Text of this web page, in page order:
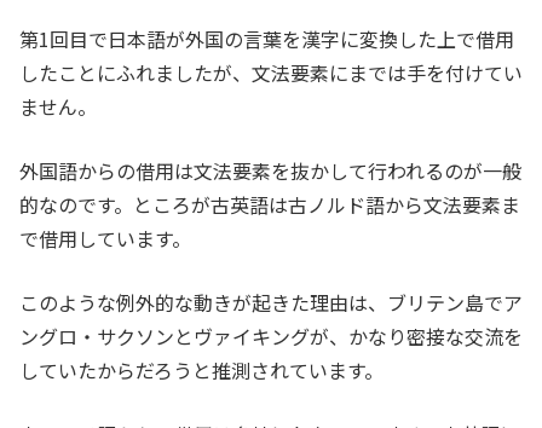
第1回目で日本語が外国の言葉を漢字に変換した上で借用
したことにふれましたが、文法要素にまでは手を付けてい
ません。
外国語からの借用は文法要素を抜かして行われるのが一般
的なのです。ところが古英語は古ノルド語から文法要素ま
で借用しています。
このような例外的な動きが起きた理由は、ブリテン島でア
ングロ・サクソンとヴァイキングが、かなり密接な交流を
していたからだろうと推測されています。